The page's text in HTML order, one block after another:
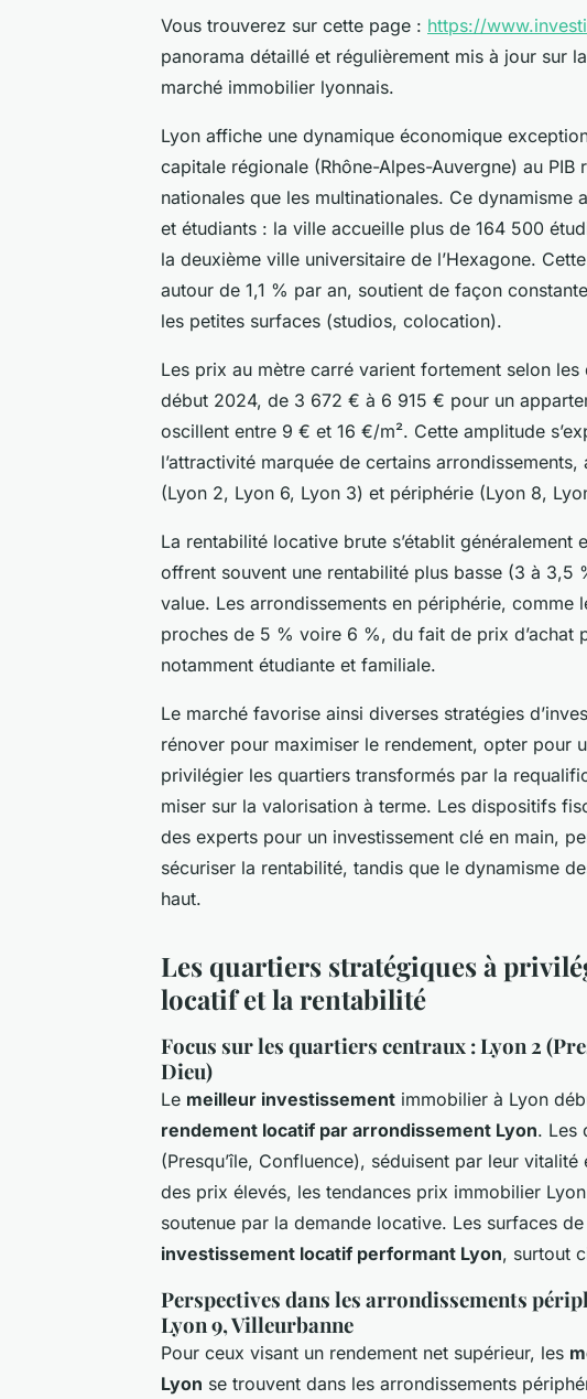
Vous trouverez sur cette page : https://
panorama détaillé et régulièrement mis à jour sur
marché immobilier lyonnais.
Lyon affiche une dynamique économique
capitale régionale (Rhône-Alpes-Auvergne) au
nationales que les multinationales. Ce dynamisme
et étudiants : la ville accueille plus de 164 500
la deuxième ville universitaire de l’Hexagone.
autour de 1,1 % par an, soutient de façon
les petites surfaces (studios, colocation).
Les prix au mètre carré varient fortement selon
début 2024, de 3 672 € à 6 915 € pour un
oscillent entre 9 € et 16 €/m². Cette amplitude
l’attractivité marquée de certains
(Lyon 2, Lyon 6, Lyon 3) et périphérie (Lyon 8,
La rentabilité locative brute s’établit
offrent souvent une rentabilité plus basse (3 à 3,5
value. Les arrondissements en périphérie,
proches de 5 % voire 6 %, du fait de prix d’achat
notamment étudiante et familiale.
Le marché favorise ainsi diverses stratégies
rénover pour maximiser le rendement, opter pour
privilégier les quartiers transformés par la
miser sur la valorisation à terme. Les dispositifs
des experts pour un investissement clé en main,
sécuriser la rentabilité, tandis que le dynamisme
haut.
Les quartiers stratégiques à
locatif et la rentabilité
Focus sur les quartiers centraux : Lyon 2
Dieu)
Le meilleur investissement immobilier à Lyon
rendement locatif par arrondissement Lyon. Les
(Presqu’île, Confluence), séduisent par leur
des prix élevés, les tendances prix immobilier
soutenue par la demande locative. Les surfaces
investissement locatif performant Lyon, surtout
Perspectives dans les arrondissements
Lyon 9, Villeurbanne
Pour ceux visant un rendement net supérieur, les
Lyon se trouvent dans les arrondissements